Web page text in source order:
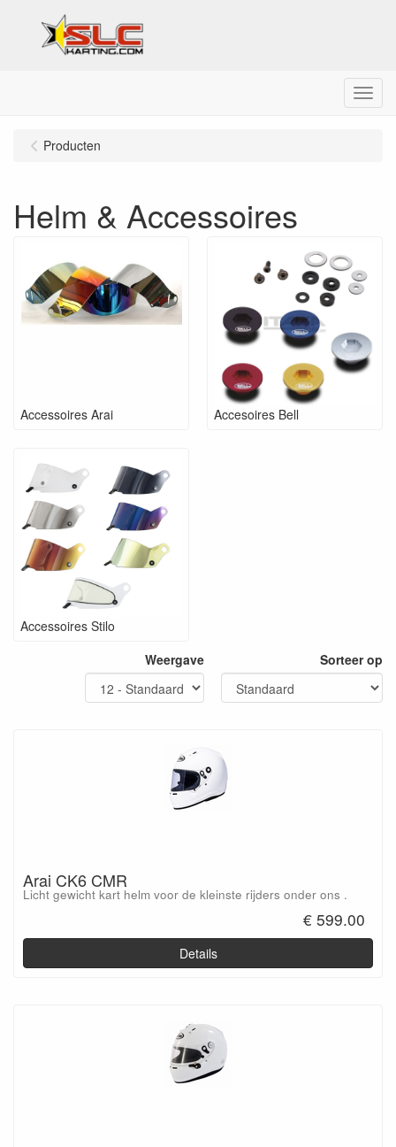
Menu
Producten
Helm & Accessoires
Accessoires Arai Accesoires Bell
Accessoires Stilo
Weergave
Sorteer op
Arai CK6 CMR
Licht gewicht kart helm voor de kleinste rijders onder ons .
€ 599.00
Details